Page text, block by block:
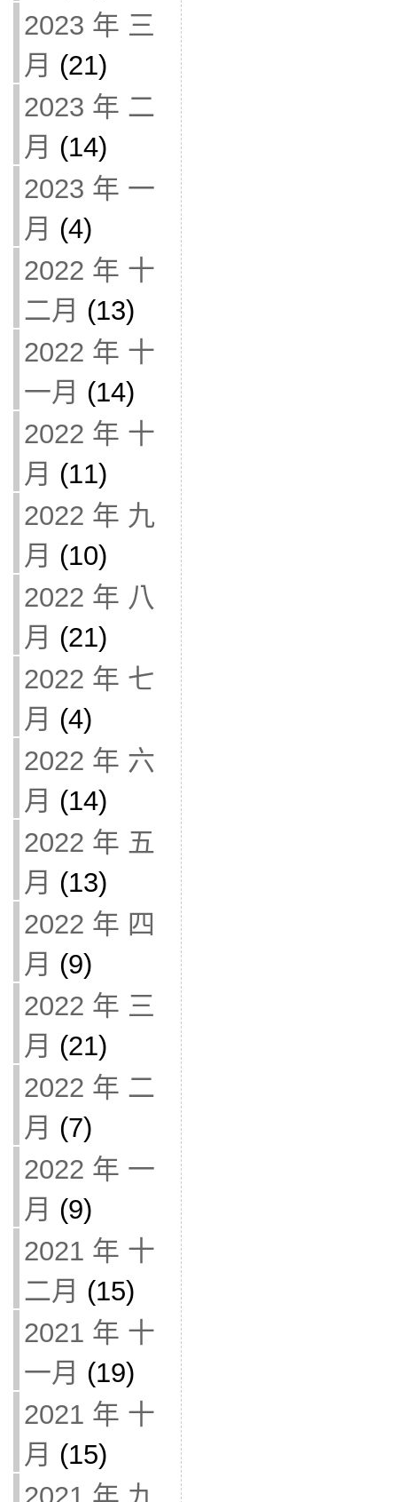
2023 年 三
月 (21)
2023 年 二
月 (14)
2023 年 一
月 (4)
2022 年 十
二月 (13)
2022 年 十
一月 (14)
2022 年 十
月 (11)
2022 年 九
月 (10)
2022 年 八
月 (21)
2022 年 七
月 (4)
2022 年 六
月 (14)
2022 年 五
月 (13)
2022 年 四
月 (9)
2022 年 三
月 (21)
2022 年 二
月 (7)
2022 年 一
月 (9)
2021 年 十
二月 (15)
2021 年 十
一月 (19)
2021 年 十
月 (15)